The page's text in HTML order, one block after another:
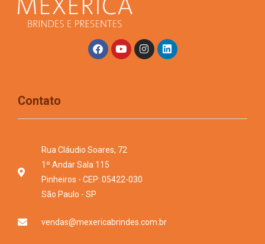
Contato
Rua Cláudio Soares, 72
1º Andar Sala 115
Pinheiros - CEP: 05422-030
São Paulo - SP
vendas@mexericabrindes.com.br